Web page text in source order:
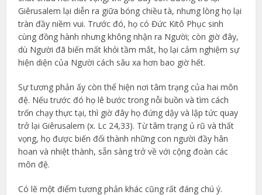
Giêrusalem lại diễn ra giữa bóng chiều tà, nhưng lòng họ lại
tràn đầy niềm vui. Trước đó, họ có Đức Kitô Phục sinh
cùng đồng hành nhưng không nhận ra Người; còn giờ đây,
dù Người đã biến mất khỏi tầm mắt, họ lại cảm nghiệm sự
hiện diện của Người cách sâu xa hơn bao giờ hết.
Sự tương phản ấy còn thể hiện nơi tâm trạng của hai môn
đệ. Nếu trước đó họ lê bước trong nỗi buồn và tìm cách
trốn chạy thực tại, thì giờ đây họ đứng dậy và lập tức quay
trở lại Giêrusalem (x. Lc 24,33). Từ tâm trạng ủ rũ và thất
vọng, họ được biến đổi thành những con người đầy hân
hoan và nhiệt thành, sẵn sàng trở về với cộng đoàn các
môn đệ.
Có lẽ một điểm tương phản khác cũng rất đáng chú ý.